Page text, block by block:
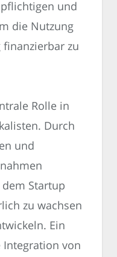
und
die Nutzung
zu
Rolle in
Durch
und
Startup
zu wachsen
Ein
von